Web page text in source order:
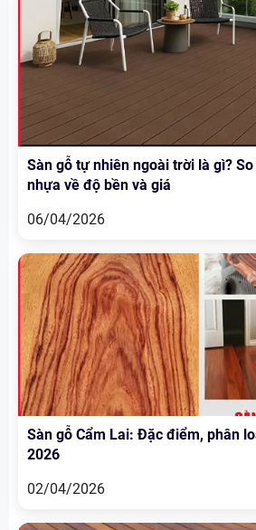
Sàn gỗ tự nhiên ngoài trời là gì?
nhựa về độ bền và giá
06/04/2026
Sàn gỗ Cẩm Lai: Đặc điểm, phân
2026
02/04/2026